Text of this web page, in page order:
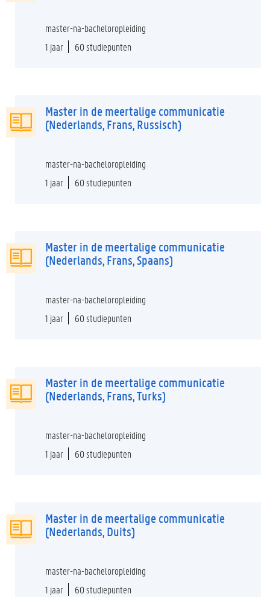
master-na-bacheloropleiding
1 jaar
60 studiepunten
Master in de meertalige communicatie
(Nederlands, Frans, Russisch)
master-na-bacheloropleiding
1 jaar
60 studiepunten
Master in de meertalige communicatie
(Nederlands, Frans, Spaans)
master-na-bacheloropleiding
1 jaar
60 studiepunten
Master in de meertalige communicatie
(Nederlands, Frans, Turks)
master-na-bacheloropleiding
1 jaar
60 studiepunten
Master in de meertalige communicatie
(Nederlands, Duits)
master-na-bacheloropleiding
1 jaar
60 studiepunten